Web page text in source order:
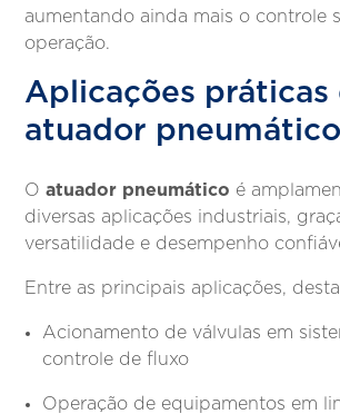
aumentando ainda mais o controle
operação.
Aplicações práticas
atuador pneumático
Oatuador pneumático é
diversas aplicações industriais,
versatilidade e desempenho
Entre as principais aplicações,
Acionamento de válvulas em
controle de fluxo
Operação de equipamentos em